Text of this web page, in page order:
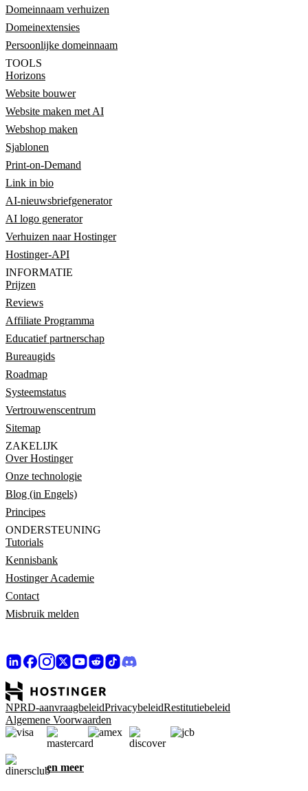
Domeinnaam verhuizen
Domeinextensies
Persoonlijke domeinnaam
TOOLS
Horizons
Website bouwer
Website maken met AI
Webshop maken
Sjablonen
Print-on-Demand
Link in bio
AI-nieuwsbriefgenerator
AI logo generator
Verhuizen naar Hostinger
Hostinger-API
INFORMATIE
Prijzen
Reviews
Affiliate Programma
Educatief partnerschap
Bureaugids
Roadmap
Systeemstatus
Vertrouwenscentrum
Sitemap
ZAKELIJK
Over Hostinger
Onze technologie
Blog (in Engels)
Principes
ONDERSTEUNING
Tutorials
Kennisbank
Hostinger Academie
Contact
Misbruik melden
NPRD-aanvraagbeleidPrivacybeleidRestitutiebeleid
Algemene Voorwaarden
en meer